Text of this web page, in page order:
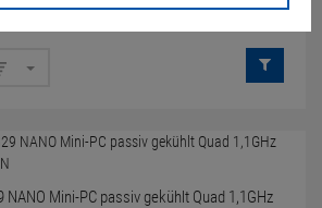
NANO Mini-PC passiv gekühlt Quad 1,1GHz